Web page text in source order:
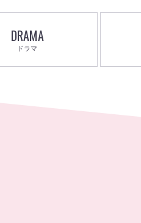
DRAMA
ドラマ